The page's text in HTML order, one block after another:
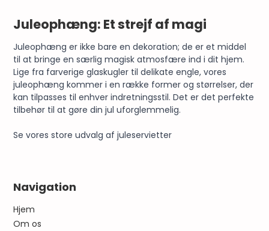
Juleophæng: Et strejf af magi
Juleophæng er ikke bare en dekoration; de er et middel
til at bringe en særlig magisk atmosfære ind i dit hjem.
Lige fra farverige glaskugler til delikate engle, vores
juleophæng kommer i en række former og størrelser, der
kan tilpasses til enhver indretningsstil. Det er det perfekte
tilbehør til at gøre din jul uforglemmelig.
Se vores store udvalg afjuleservietter
Navigation
Hjem
Om os